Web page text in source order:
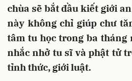
chùa sẽ bắt đầu kiết giới
này không chỉ giúp chư
tâm tu học trong ba tháng
nhắc nhở tu sĩ và phật tử
tỉnh thức, giới luật.